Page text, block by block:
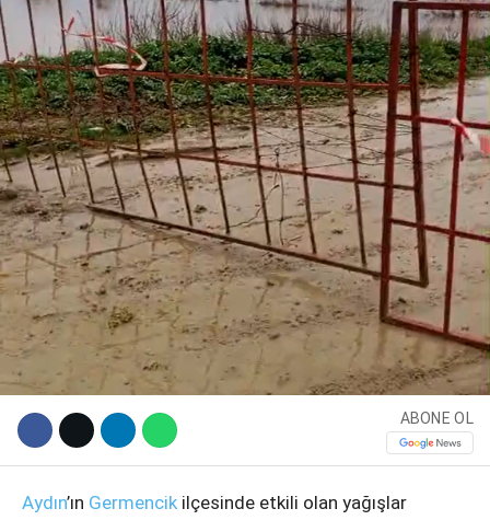
WhatsApp İhbar Hattı
Instagram
ABONE OL
Aydın’ın Germencik ilçesinde etkili olan yağışlar